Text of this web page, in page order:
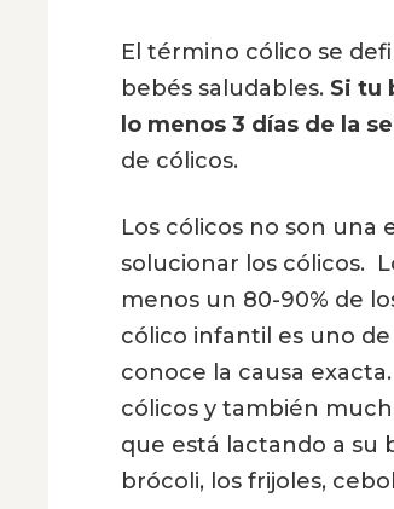
El término cólico se
bebés saludables. Si tu
lo menos 3 días de la
de cólicos.
Los cólicos no son una
solucionar los cólicos.
menos un 80-90% de
cólico infantil es uno
conoce la causa
cólicos y también
que está lactando a su
brócoli, los frijoles,